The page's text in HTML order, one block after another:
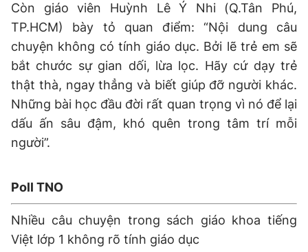
Còn giáo viên Huỳnh Lê Ý Nhi (Q.Tân Phú,
TP.HCM) bày tỏ quan điểm: “Nội dung câu
chuyện không có tính giáo dục. Bởi lẽ trẻ em sẽ
bắt chước sự gian dối, lừa lọc. Hãy cứ dạy trẻ
thật thà, ngay thẳng và biết giúp đỡ người khác.
Những bài học đầu đời rất quan trọng vì nó để lại
dấu ấn sâu đậm, khó quên trong tâm trí mỗi
người”.
Poll TNO
Nhiều câu chuyện trong sách giáo khoa tiếng
Việt lớp 1 không rõ tính giáo dục